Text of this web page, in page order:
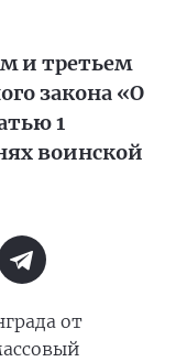
и третьем
закона «О
1
воинской
от